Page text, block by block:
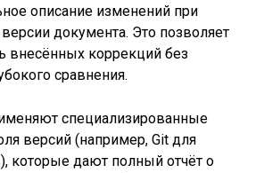
описание изменений при
документа. Это позволяет
внесённых коррекций без
сравнения.
специализированные
версий (например, Git для
которые дают полный отчёт о